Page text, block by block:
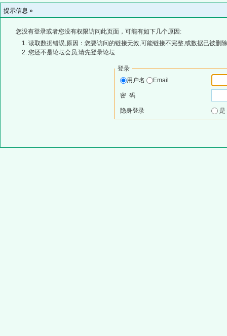
提示信息 »
您没有登录或者您没有权限访问此页面，可能有如下几个原因:
读取数据错误,原因：您要访问的链接无效,可能链接不完整,或数据已被删
您还不是论坛会员,请先登录论坛
登录
用户名
Email
密 码
隐身登录